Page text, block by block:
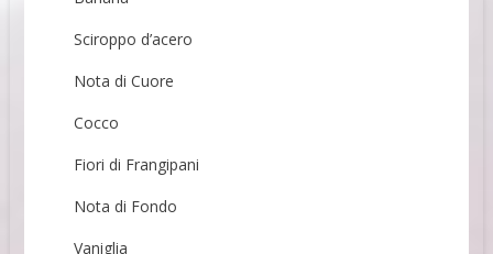
Sciroppo d’acero
Nota di Cuore
Cocco
Fiori di Frangipani
Nota di Fondo
Vaniglia